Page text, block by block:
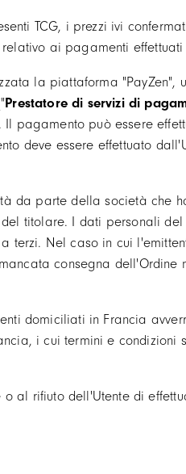
TCG, i prezzi ivi
ai pagamenti
la piattaforma "PayZen",
Prestatore di servizi di
pagamento può essere
deve essere effettuato
da parte della società che
titolare. I dati personali
terzi. Nel caso in cui
consegna dell'Ordine
domiciliati in Francia
i cui termini e
al rifiuto dell'Utente di